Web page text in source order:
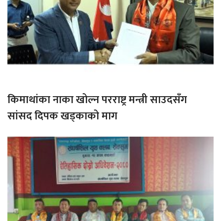
किमाथांका नाका खोल्न परराष्ट्र मन्त्री साउदसँग
सांसद दिपक खड्काको माग